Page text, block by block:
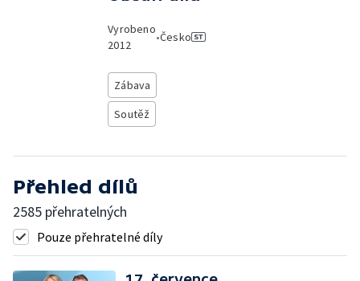
Vyrobeno
2012
•Česko
Zábava
Soutěž
Přehled dílů
2585 přehratelných
Pouze přehratelné díly